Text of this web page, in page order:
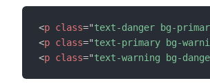
<p class="text-danger bg-
<p class="text-primary bg-
<p class="text-warning bg-